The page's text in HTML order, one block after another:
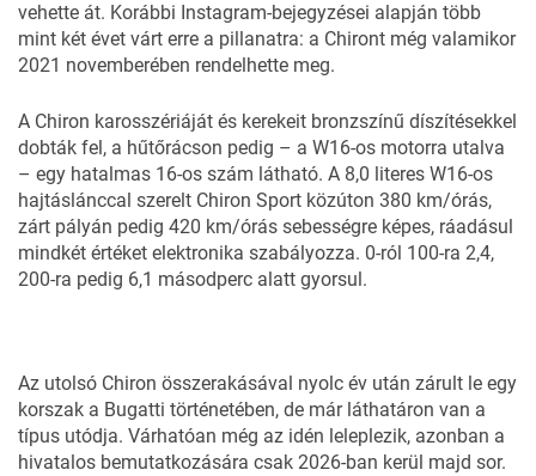
vehette át. Korábbi Instagram-bejegyzései alapján több
mint két évet várt erre a pillanatra: a Chiront még valamikor
2021 novemberében rendelhette meg.
A Chiron karosszériáját és kerekeit bronzszínű díszítésekkel
dobták fel, a hűtőrácson pedig – a W16-os motorra utalva
– egy hatalmas 16-os szám látható. A 8,0 literes W16-os
hajtáslánccal szerelt Chiron Sport közúton 380 km/órás,
zárt pályán pedig 420 km/órás sebességre képes, ráadásul
mindkét értéket elektronika szabályozza. 0-ról 100-ra 2,4,
200-ra pedig 6,1 másodperc alatt gyorsul.
Az utolsó Chiron összerakásával nyolc év után zárult le egy
korszak a Bugatti történetében, de már láthatáron van a
típus utódja. Várhatóan még az idén leleplezik, azonban a
hivatalos bemutatkozására csak 2026-ban kerül majd sor.